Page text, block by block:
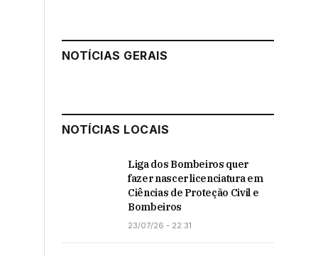
NOTÍCIAS GERAIS
NOTÍCIAS LOCAIS
Liga dos Bombeiros quer
fazer nascer licenciatura em
Ciências de Proteção Civil e
Bombeiros
23/07/26 - 22:31